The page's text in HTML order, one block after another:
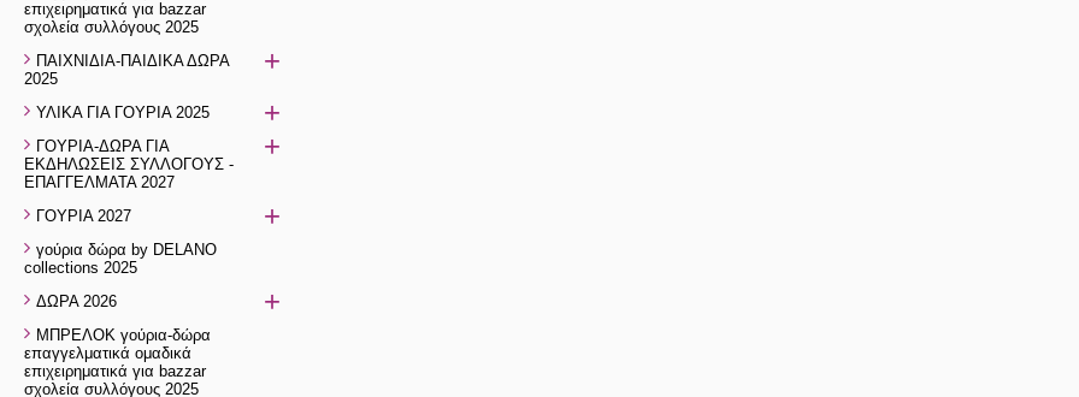
επιχειρηματικά για bazzar
σχολεία συλλόγους 2025
ΠΑΙΧΝΙΔΙΑ-ΠΑΙΔΙΚΑ ΔΩΡΑ
2025
+
ΥΛΙΚΑ ΓΙΑ ΓΟΥΡΙΑ 2025 +
ΓΟΥΡΙΑ-ΔΩΡΑ ΓΙΑ
ΕΚΔΗΛΩΣΕΙΣ ΣΥΛΛΟΓΟΥΣ -
ΕΠΑΓΓΕΛΜΑΤΑ 2027
+
ΓΟΥΡΙΑ 2027 +
γούρια δώρα by DELANO
collections 2025
ΔΩΡΑ 2026
+
ΜΠΡΕΛΟΚ γούρια-δώρα
επαγγελματικά ομαδικά
επιχειρηματικά για bazzar
σχολεία συλλόγους 2025